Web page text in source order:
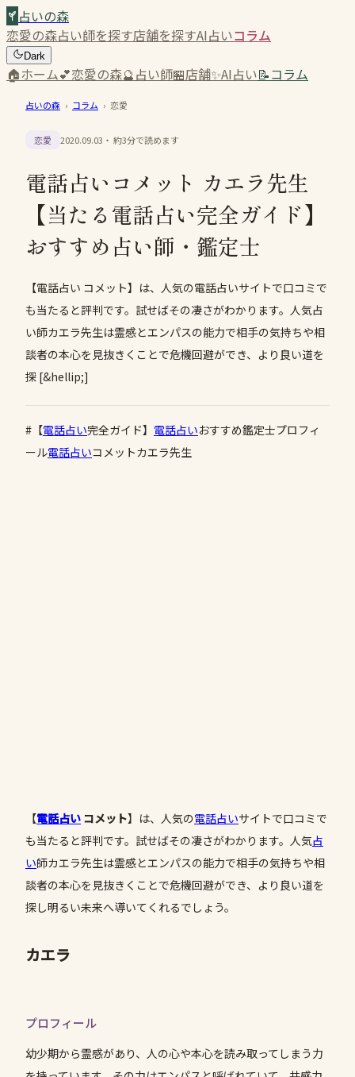
占いの森
恋愛の森占い師を探す店舗を探すAI占いコラム
Dark
🏠ホーム💕恋愛の森🔮占い師🏪店舗✨AI占い📝コラム
占いの森 › コラム › 恋愛
恋愛 2020.09.03 ・ 約3分で読めます
電話占いコメット カエラ先生
【当たる電話占い完全ガイド】
おすすめ占い師・鑑定士
【電話占い コメット】は、人気の電話占いサイトで口コミで
も当たると評判です。試せばその凄さがわかります。人気占
い師カエラ先生は霊感とエンパスの能力で相手の気持ちや相
談者の本心を見抜きくことで危機回避ができ、より良い道を
探 [&hellip;]
#【電話占い完全ガイド】 電話占いおすすめ鑑定士プロフィ
ール電話占いコメットカエラ先生
【電話占い コメット】は、人気の電話占いサイトで口コミで
も当たると評判です。試せばその凄さがわかります。人気占
い師カエラ先生は霊感とエンパスの能力で相手の気持ちや相
談者の本心を見抜きくことで危機回避ができ、より良い道を
探し明るい未来へ導いてくれるでしょう。
カエラ
プロフィール
幼少期から霊感があり、人の心や本心を読み取ってしまう力